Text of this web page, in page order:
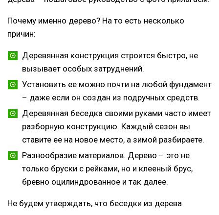
Почему именно дерево? На то есть несколько
причин:
Деревянная конструкция строится быстро, не
вызывает особых затруднений.
Установить ее можно почти на любой фундамент
– даже если он создан из подручных средств.
Деревянная беседка своими руками часто имеет
разборную конструкцию. Каждый сезон вы
ставите ее на новое место, а зимой разбираете.
Разнообразие материалов. Дерево – это не
только бруски с рейками, но и клееный брус,
бревно оцилиндрованное и так далее.
Не будем утверждать, что беседки из дерева